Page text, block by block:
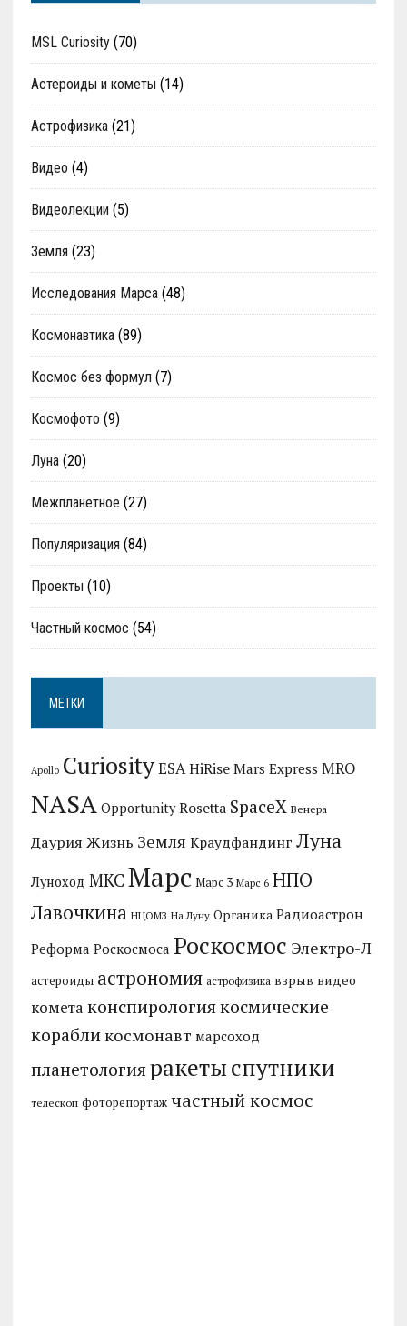
MSL Curiosity(70)
Астероиды и кометы (14)
Астрофизика(21)
Видео (4)
Видеолекции (5)
Земля (23)
Исследования Марса(48)
Космонавтика(89)
Космос без формул (7)
Космофото (9)
Луна(20)
Межпланетное (27)
Популяризация (84)
Проекты (10)
Частный космос (54)
МЕТКИ
Apollo Curiosity ESA HiRise Mars Express MRO
NASA Opportunity Rosetta SpaceX Венера
Даурия Жизнь Земля Краудфандинг Луна
Луноход МКС Марс Марс 3 Марс 6 НПО
Лавочкина НЦОМЗ На Луну Органика Радиоастрон
Реформа Роскосмоса Роскосмос Электро-Л
астероиды астрономия астрофизика взрыв видео
комета конспирологиякосмические
корабликосмонавт марсоход
планетологияракетыспутники
телескоп фоторепортаж частный космос